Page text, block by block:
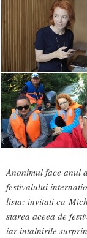
Anonimul face anul
festivalului
lista: invitati ca
starea aceea de
iar intalnirile